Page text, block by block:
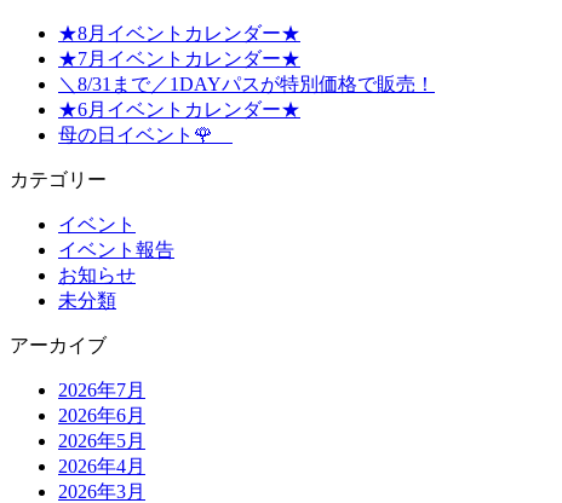
★8月イベントカレンダー★
★7月イベントカレンダー★
＼8/31まで／1DAYパスが特別価格で販売！
★6月イベントカレンダー★
母の日イベント🌹
カテゴリー
イベント
イベント報告
お知らせ
未分類
アーカイブ
2026年7月
2026年6月
2026年5月
2026年4月
2026年3月